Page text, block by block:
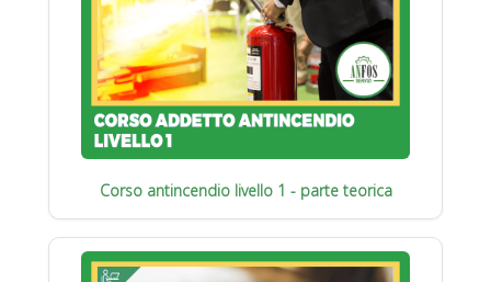
Corso antincendio livello 1 - parte teorica